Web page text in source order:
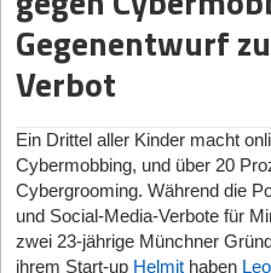
werden Gebühren
seine Fonds, Aktien und
einigen Online-Banken
Fremdgebühren:
gehört zum Beispiel der
Zu den beliebten Anbietern
unter anderem Trade
Trade Republic ist sogar der
Gegenentwurf
Verbot
Ein Drittel aller Kinder macht
Cybermobbing, und über 20
Cybergrooming. Während die
und Social-Media-Verbote für
zwei 23-jährige Münchner
ihrem Start-up Helmit haben